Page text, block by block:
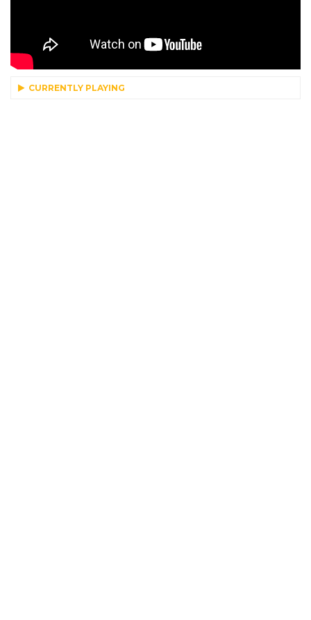
CURRENTLY PLAYING